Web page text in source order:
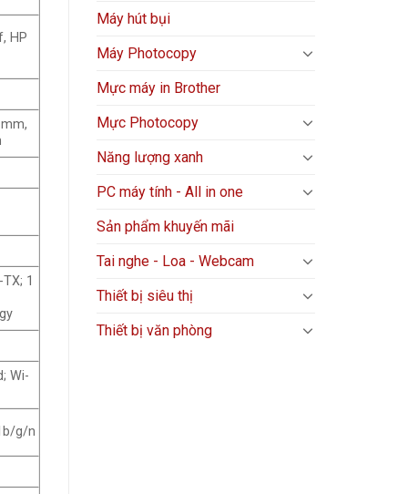
Máy hút bụi
Máy Photocopy
Mực máy in Brother
Mực Photocopy
Năng lượng xanh
PC máy tính - All in one
Sản phẩm khuyến mãi
Tai nghe - Loa - Webcam
Thiết bị siêu thị
Thiết bị văn phòng
HP
1
Wi-
g/n